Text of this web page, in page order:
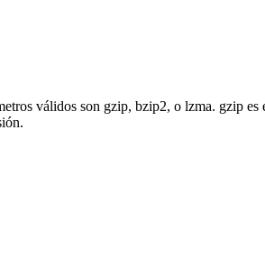
válidos son gzip, bzip2, o lzma. gzip